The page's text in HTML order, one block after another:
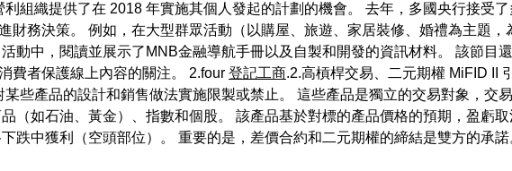
組織提供了在 2018 年實施其個人發起的計劃的機會。 去年，多國央行接受
財務決策。 例如，在大型群眾活動（以購屋、旅遊、家居裝修、婚禮為主題
動中，閱讀並展示了MNB金融導航手冊以及自製和開發的資訊材料。 該節目
費者保護線上內容的關注。 2.four 登記工商.2.高槓桿交易、二元期權 MiFID II
些產品的設計和銷售做法實施限製或禁止。 這些產品是獨立的交易對象，交
（如石油、黃金）、指數和個股。 該產品基於對標的產品價格的預期，盈虧
跌中獲利（空頭部位）。 重要的是，差價合約和二元期權的締結是雙方的承諾